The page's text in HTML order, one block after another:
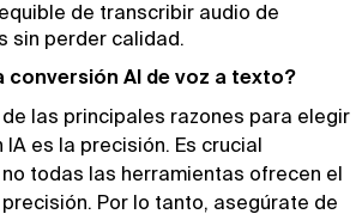
de transcribir audio de
sin perder calidad.
conversión AI de voz a texto?
de las principales razones para elegir
es la precisión. Es crucial
todas las herramientas ofrecen el
Por lo tanto, asegúrate de